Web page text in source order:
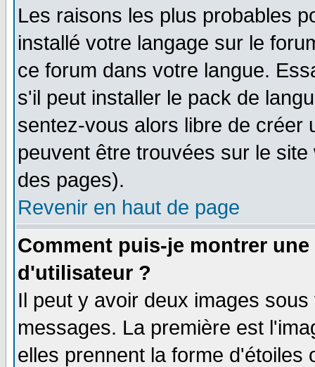
Les raisons les plus probables
installé votre langage sur le
ce forum dans votre langue.
s'il peut installer le pack de
sentez-vous alors libre de créer
peuvent être trouvées sur le
des pages).
Revenir en haut de page
Comment puis-je montrer
d'utilisateur ?
Il peut y avoir deux images
messages. La première est
elles prennent la forme d'étoiles